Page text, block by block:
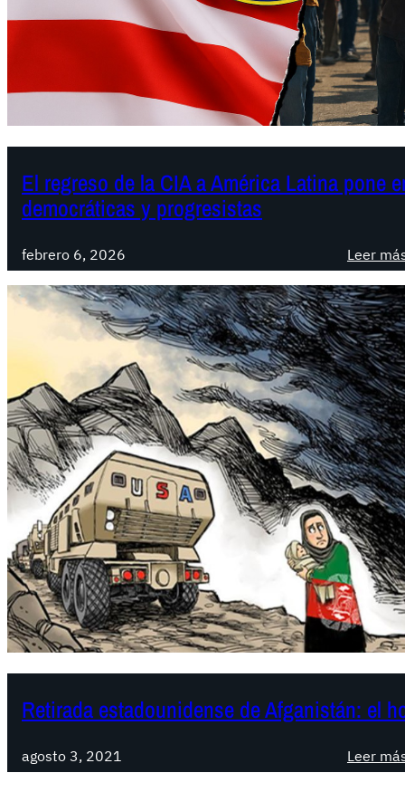
El regreso de la CIA a América Latina pone
democráticas y progresistas
febrero 6, 2026 Leer
Retirada estadounidense de Afganistán: el
agosto 3, 2021 Leer